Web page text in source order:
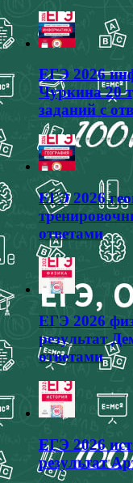
ЕГЭ 2026
Чуркина 20
заданий с
ЕГЭ 2026
ответами
ЕГЭ 2026
результат
ответами
ЕГЭ 2026
результат